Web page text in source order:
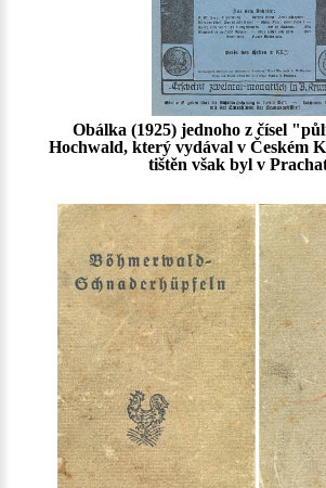
Obálka (1925) jednoho z čísel
Hochwald, který vydával v Českém
tištěn však byl v